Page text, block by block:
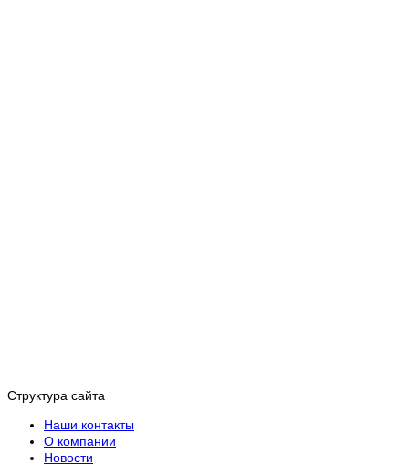
Структура сайта
Наши контакты
О компании
Новости